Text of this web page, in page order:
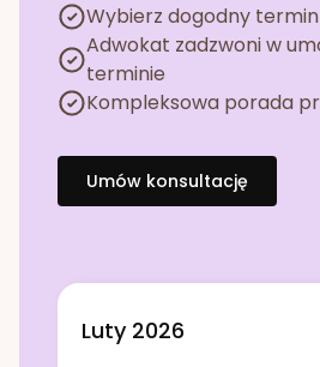
Wybierz dogodny
Adwokat zadzwoni w
terminie
Kompleksowa porada
Umów konsultację
Luty 2026